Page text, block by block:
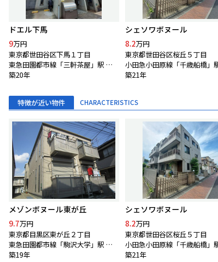
ドエル下馬
9万円
東京都世田谷区下馬１丁目
東急田園都市線「三軒茶屋」駅 徒歩13分
築20年
シェソワボヌール
8.2万円
東京都世田谷区桜丘５丁目
築21年
特徴が近い物件 CHARACTERISTICS
メゾンボヌール東が丘
9.7万円
東京都目黒区東が丘２丁目
東急田園都市線「駒沢大学」駅 徒歩8分
築19年
シェソワボヌール
8.2万円
東京都世田谷区桜丘５丁目
築21年